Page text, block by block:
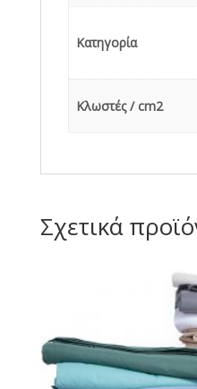
Κατηγορία
Κλωστές / cm2
Σχετικά